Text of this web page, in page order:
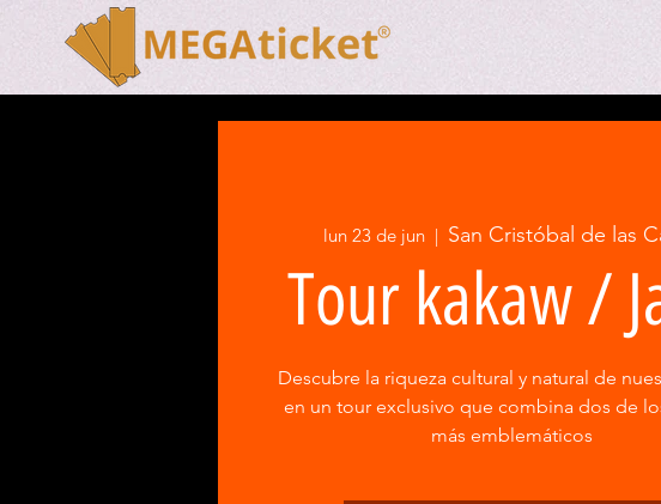
lun 23 de jun
  |
San Cristóbal de las
Tour kakaw /
Descubre la riqueza cultural y natural de
en un tour exclusivo que combina dos de
más emblemáticos